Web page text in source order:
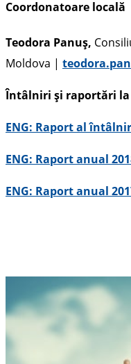
Coordonatoare locală
Teodora Panuș,
Moldova | teodora.
Întâlniri și raportări la
ENG: Raport al
ENG: Raport anual
ENG: Raport anual